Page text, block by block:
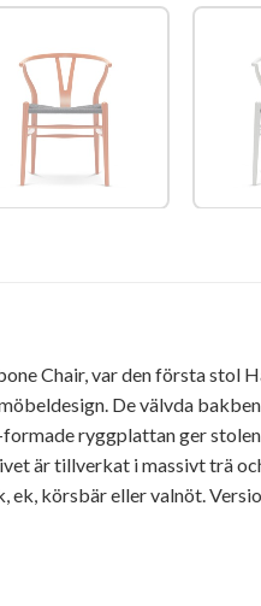
Chair, var den första stol
De välvda
ryggplattan ger
är tillverkat i massivt trä
ek, körsbär eller valnöt.